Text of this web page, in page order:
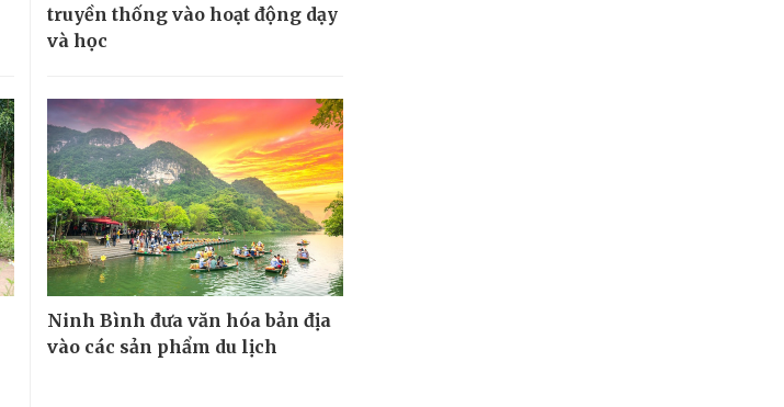
truyền thống vào hoạt động dạy
và học
Ninh Bình đưa văn hóa bản địa
vào các sản phẩm du lịch